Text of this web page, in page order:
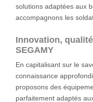
solutions adaptées aux
accompagnons les
Innovation,
SEGAMY
En capitalisant sur le
connaissance
proposons des
parfaitement adaptés